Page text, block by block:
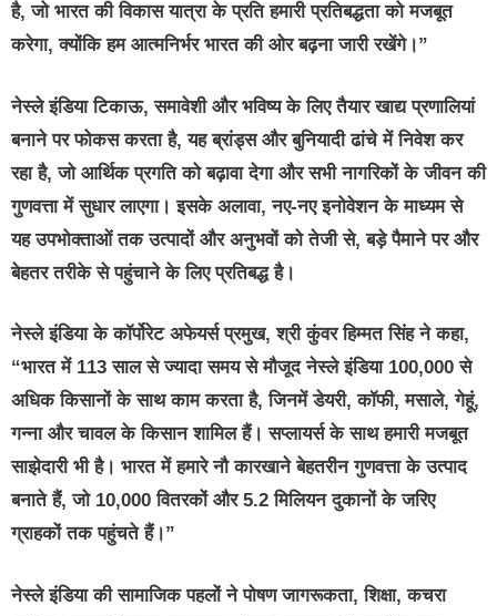
है, जो भारत की विकास यात्रा के प्रति हमारी प्रतिबद्धता को मजबूत
करेगा, क्योंकि हम आत्मनिर्भर भारत की ओर बढ़ना जारी रखेंगे।”
नेस्ले इंडिया टिकाऊ, समावेशी और भविष्य के लिए तैयार खाद्य प्रणालियां
बनाने पर फोकस करता है, यह ब्रांड्स और बुनियादी ढांचे में निवेश कर
रहा है, जो आर्थिक प्रगति को बढ़ावा देगा और सभी नागरिकों के जीवन की
गुणवत्ता में सुधार लाएगा। इसके अलावा, नए-नए इनोवेशन के माध्यम से
यह उपभोक्ताओं तक उत्पादों और अनुभवों को तेजी से, बड़े पैमाने पर और
बेहतर तरीके से पहुंचाने के लिए प्रतिबद्ध है।
नेस्ले इंडिया के कॉर्पोरेट अफेयर्स प्रमुख,श्री कुंवर हिम्मत सिंहने कहा,
“भारत में 113 साल से ज्यादा समय से मौजूद नेस्ले इंडिया 100,000 से
अधिक किसानों के साथ काम करता है, जिनमें डेयरी, कॉफी, मसाले, गेहूं,
गन्ना और चावल के किसान शामिल हैं। सप्‍लायर्स के साथ हमारी मजबूत
साझेदारी भी है। भारत में हमारे नौ कारखाने बेहतरीन गुणवत्ता के उत्पाद
बनाते हैं, जो 10,000 वितरकों और 5.2 मिलियन दुकानों के जरिए
ग्राहकों तक पहुंचते हैं।”
नेस्ले इंडिया की सामाजिक पहलों ने पोषण जागरूकता, शिक्षा, कचरा